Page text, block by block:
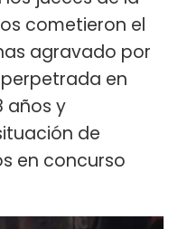
cometieron el
agravado por
en
años y
de
en concurso